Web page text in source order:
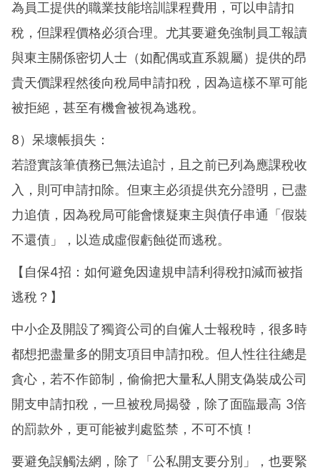
為員工提供的職業技能培訓課程費用，可以申請扣
稅，但課程價格必須合理。尤其要避免強制員工報讀
與東主關係密切人士（如配偶或直系親屬）提供的昂
貴天價課程然後向稅局申請扣稅，因為這樣不單可能
被拒絕，甚至有機會被視為逃稅。
8）呆壞帳損失：
若證實該筆債務已無法追討，且之前已列為應課稅收
入，則可申請扣除。但東主必須提供充分證明，已盡
力追債，因為稅局可能會懷疑東主與債仔串通「假裝
不還債」，以造成虛假虧蝕從而逃稅。
【自保4招：如何避免因違規申請利得稅扣減而被指
逃稅？】
中小企及開設了獨資公司的自僱人士報稅時，很多時
都想把盡量多的開支項目申請扣稅。但人性往往總是
貪心，若不作節制，偷偷把大量私人開支偽裝成公司
開支申請扣稅，一旦被稅局揭發，除了面臨最高 3倍
的罰款外，更可能被判處監禁，不可不慎！
要避免誤觸法網，除了「公私開支要分別」，也要緊